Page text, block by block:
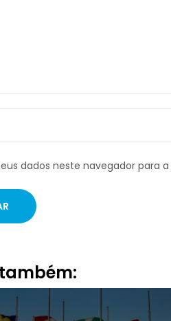
dados neste navegador para